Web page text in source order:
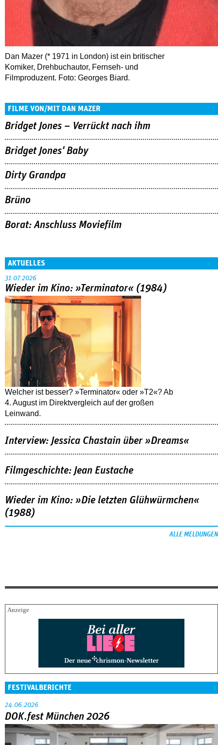
Dan Mazer (* 1971 in London) ist ein britischer
Komiker, Drehbuchautor, Fernseh- und
Filmproduzent. Foto: Georges Biard.
FILME VON/MIT DAN MAZER
Bridget Jones – Verrückt nach ihm
Bridget Jones' Baby
Dirty Grandpa
Brüno
Borat: Anschluss Moviefilm
AKTUELLES
31.07.2026
Wieder im Kino: »Terminator« (1984)
Welcher ist besser? »Terminator« oder »T2«? Ab
4. August im Direktvergleich auf der großen
Leinwand.
Interview: Jessica Chastain über »Dreams«
Filmgeschichte: Jean Eustache
Wieder im Kino: »Die letzten Glühwürmchen«
(1988)
ALLE MELDUNGEN
FESTIVALBERICHTE
24.06.2026
DOK.fest München 2026